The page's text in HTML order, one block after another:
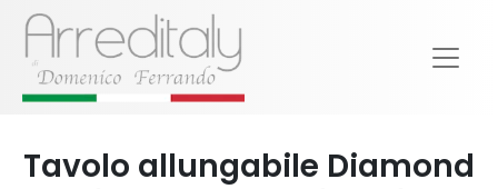
Tavolo allungabile Diamond